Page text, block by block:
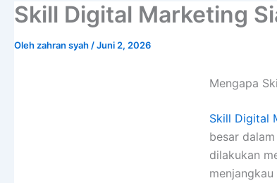
Skill Digital Marketing
Olehzahran syah/Juni 2, 2026
Mengapa
Skill Digital
besar
dilakukan